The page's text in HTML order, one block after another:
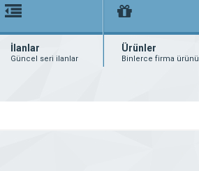
İlanlar
Güncel seri ilanlar
Ürünler
Binlerce firma ürünü